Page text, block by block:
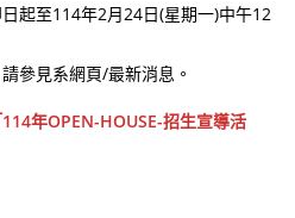
起至114年2月24日(星期一)中午12
參見系網頁/最新消息。
年OPEN-HOUSE-招生宣導活